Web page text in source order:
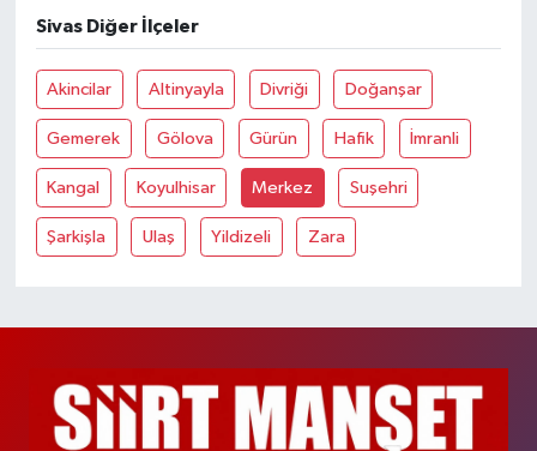
Sivas Diğer İlçeler
Akincilar Altinyayla Divriği Doğanşar
Gemerek Gölova Gürün Hafik İmranli
Kangal Koyulhisar Merkez Suşehri
Şarkişla Ulaş Yildizeli Zara